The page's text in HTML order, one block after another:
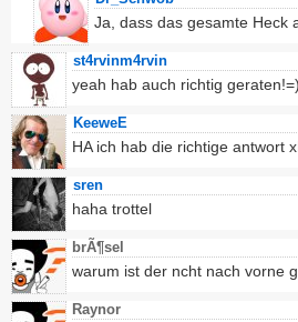
Ja, dass das gesamte Heck
st4rvinm4rvin
yeah hab auch richtig geraten!=)
KeeweE
HA ich hab die richtige antwort
sren
haha trottel
brÃ¶sel
warum ist der ncht nach vorne
Raynor